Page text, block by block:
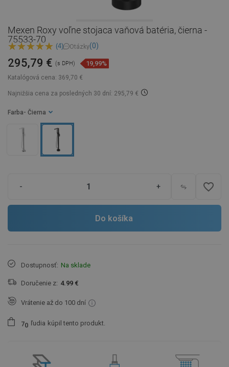
Mexen Roxy voľne stojaca vaňová batéria, čierna -
75533-70
(4) Otázky(0)
Katalógová cena: 369,70 €
295,79 € (s DPH) 19,99%
Najnižšia cena za posledných 30 dní: 295,79 €
Farba - Čierna
- + favorite_border
Do košíka
Dostupnosť: Na sklade
Doručenie z: 4.99 €
Vrátenie až do 100 dní
70 ľudia kúpil tento produkt.